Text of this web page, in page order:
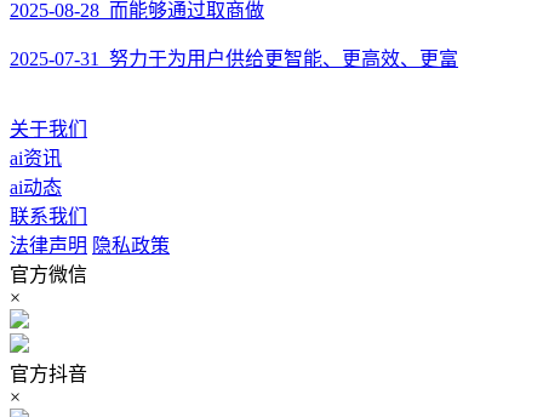
2025-08-28 而能够通过取商做
2025-07-31 努力于为用户供给更智能、更高效、更富
关于我们
ai资讯
ai动态
联系我们
法律声明 隐私政策
官方微信
×
官方抖音
×